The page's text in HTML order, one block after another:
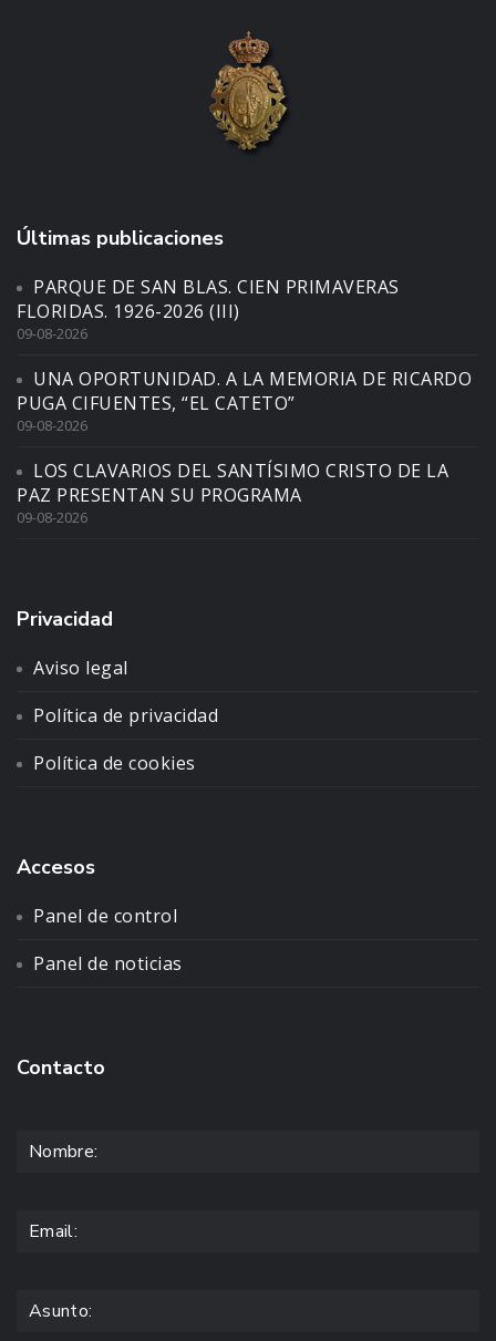
Últimas publicaciones
PARQUE DE SAN BLAS. CIEN PRIMAVERAS
FLORIDAS. 1926-2026 (III)
09-08-2026
UNA OPORTUNIDAD. A LA MEMORIA DE RICARDO
PUGA CIFUENTES, “EL CATETO”
09-08-2026
LOS CLAVARIOS DEL SANTÍSIMO CRISTO DE LA
PAZ PRESENTAN SU PROGRAMA
09-08-2026
Privacidad
Aviso legal
Política de privacidad
Política de cookies
Accesos
Panel de control
Panel de noticias
Contacto